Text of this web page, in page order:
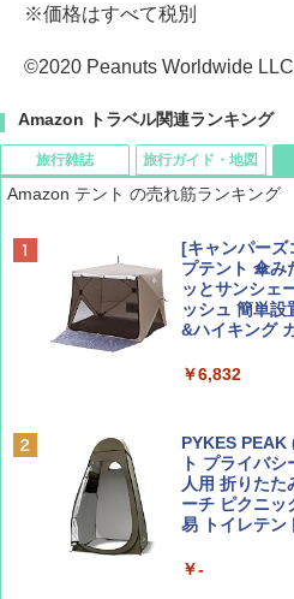
※価格はすべて税別
©2020 Peanuts Worldwide LLC
Amazon トラベル関連ランキング
旅行雑誌
ディズニー
誌] (ＤＩＳＮ
￥713
￥1,540
旅行ガイド・地図
D40 地球の歩
力的な町
￥2,079
￥2,479
ァキア 2026
Amazon テント の売れ筋ランキング
[キャンパーズ
プテント 傘み
ッとサンシェ
ッシュ 簡単設
&ハイキング
￥6,832
PYKES PEAK
ト プライバ
人用 折りた
ーチ ピクニッ
易 トイレテン
￥-